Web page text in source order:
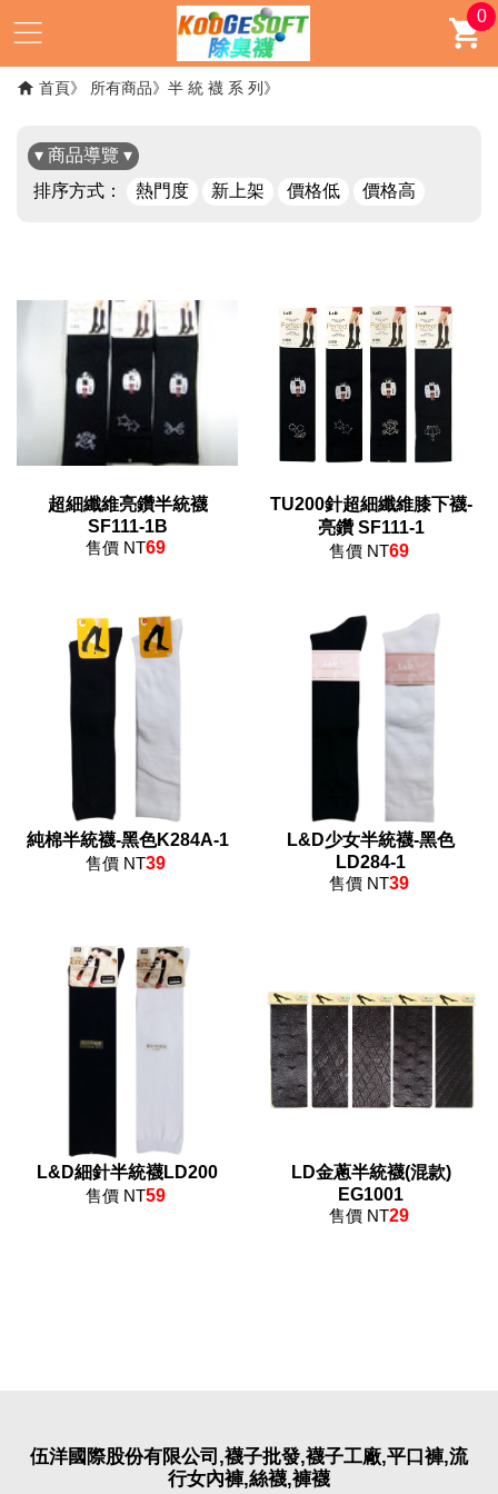
0
首頁 所有商品 半 統 襪 系 列
▾ 商品導覽 ▾
排序方式：
熱門度 新上架 價格低 價格高
超細纖維亮鑽半統襪
SF111-1B
售價 NT69
TU200針超細纖維膝下襪-
亮鑽 SF111-1
售價 NT69
純棉半統襪-黑色K284A-1
售價 NT39
L&D少女半統襪-黑色
LD284-1
售價 NT39
L&D細針半統襪LD200
售價 NT59
LD金蔥半統襪(混款)
EG1001
售價 NT29
伍洋國際股份有限公司,襪子批發,襪子工廠,平口褲,流
行女內褲,絲襪,褲襪